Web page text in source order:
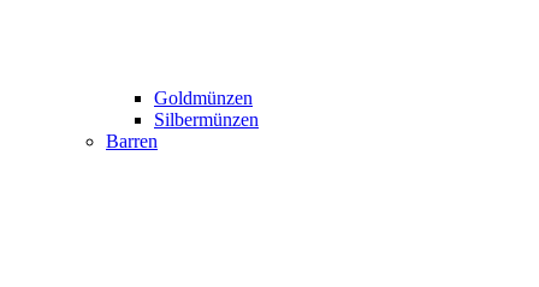
Goldmünzen
Silbermünzen
Barren